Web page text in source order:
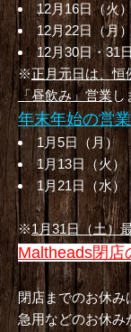
12月16日（火
12月22日（月
12月30日・
※正月元日は、恒
「昼飲み」営業し
年末年始の営
1月5日（月）
1月13日（火）
1月21日（水）
※1月31日（土）
Maltheads閉店
閉店までのお休み
急用などのお休み